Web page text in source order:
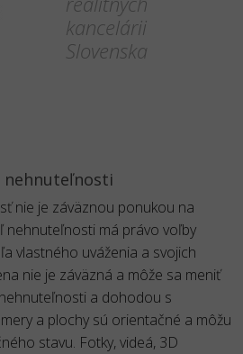
kancelárii
Slovenska
nehnuteľnosti
nie je záväznou ponukou na
nehnuteľnosti má právo voľby
vlastného uváženia a svojich
nie je záväzná a môže sa meniť
a dohodou s
a plochy sú orientačné a môžu
stavu. Fotky, videá, 3D